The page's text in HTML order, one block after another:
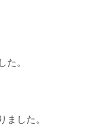
た。
ました。